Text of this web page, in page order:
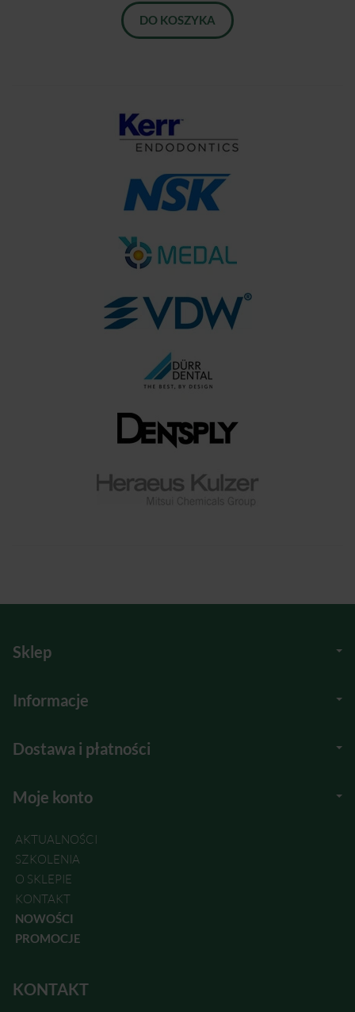
DO KOSZYKA
Sklep
Informacje
Dostawa i płatności
Moje konto
AKTUALNOŚCI
SZKOLENIA
O SKLEPIE
KONTAKT
NOWOŚCI
PROMOCJE
KONTAKT